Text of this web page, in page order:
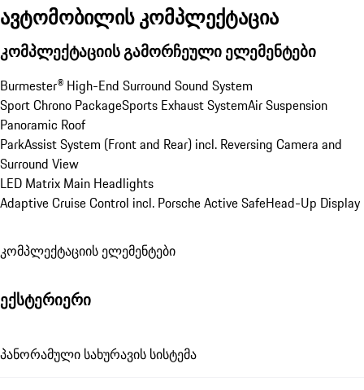
ავტომობილის კომპლექტაცია
კომპლექტაციის გამორჩეული ელემენტები
Burmester® High-End Surround Sound System
Sport Chrono PackageSports Exhaust SystemAir Suspension
Panoramic Roof
ParkAssist System (Front and Rear) incl. Reversing Camera and
Surround View
LED Matrix Main Headlights
Adaptive Cruise Control incl. Porsche Active SafeHead-Up Display
კომპლექტაციის ელემენტები
ექსტერიერი
პანორამული სახურავის სისტემა